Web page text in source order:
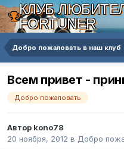
КЛУБ
FORTUNER
Добро пожаловать в наш клуб
Всем привет -
Добро пожаловать
Автор kono78
20 ноября, 2012 в Добро